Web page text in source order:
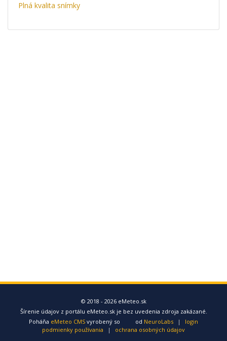
Plná kvalita snímky
© 2018 - 2026 eMeteo.sk
Šírenie údajov z portálu eMeteo.sk je bez uvedenia zdroja zakázané.
Poháňa eMeteo CMS vyrobený so od NeuroLabs |
login
podmienky používania
| ochrana osobných údajov